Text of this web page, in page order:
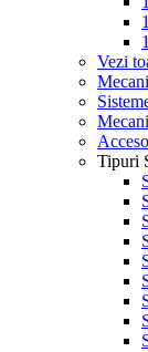
Vezi
Tipuri